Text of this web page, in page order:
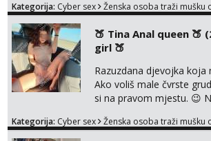
Whatsapp, Telegram ili
me vidjeti na videopozivu.
vec 5 godina. Vaša Tina.
NIŠTA UŽIVO❌ ❌NE
❌NE RADIM NIŠTA
Kategorija: Cyber sex Ženska osoba traži mušku
🍑 Tina Anal queen 🍑
girl 🍑
Razuzdana djevojka koja
Ako voliš male čvrste
si na pravom mjestu. 😉
grubu igru, dominaciju i
Kategorija: Cyber sex Ženska osoba traži mušku